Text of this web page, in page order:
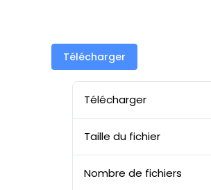
Télécharger
Télécharger
Taille du fichier
Nombre de fichiers